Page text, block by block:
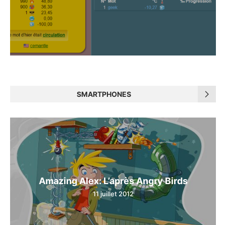
SMARTPHONES
Amazing Alex: L’après Angry Birds
11 juillet 2012